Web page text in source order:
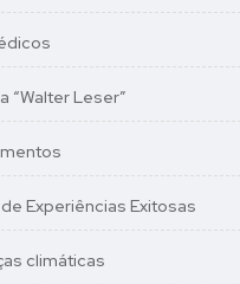
“Walter Leser”
Experiências Exitosas
climáticas